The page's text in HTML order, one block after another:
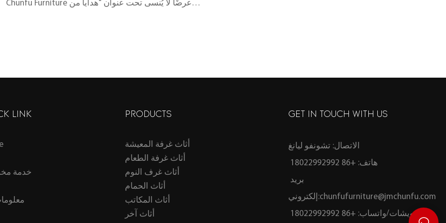
Chunfu Furniture عرضًا لا يُنسى تحت عنوان "هدايا من
LINK
خدمة
PRODUCTS
أثاث غرفة المعيشة
أثاث غرفة الطعام
أثاث غرف النوم
أثاث الحمام
أثاث المكاتب
أثاث آخر
GET IN TOUCH WITH US
الاتصال: تشونفو ليانغ
هاتف: +86 18022992992
إلكتروني:chunfufurniture@jmchunfu.com
ويشات/واتساب: +86 18022992992